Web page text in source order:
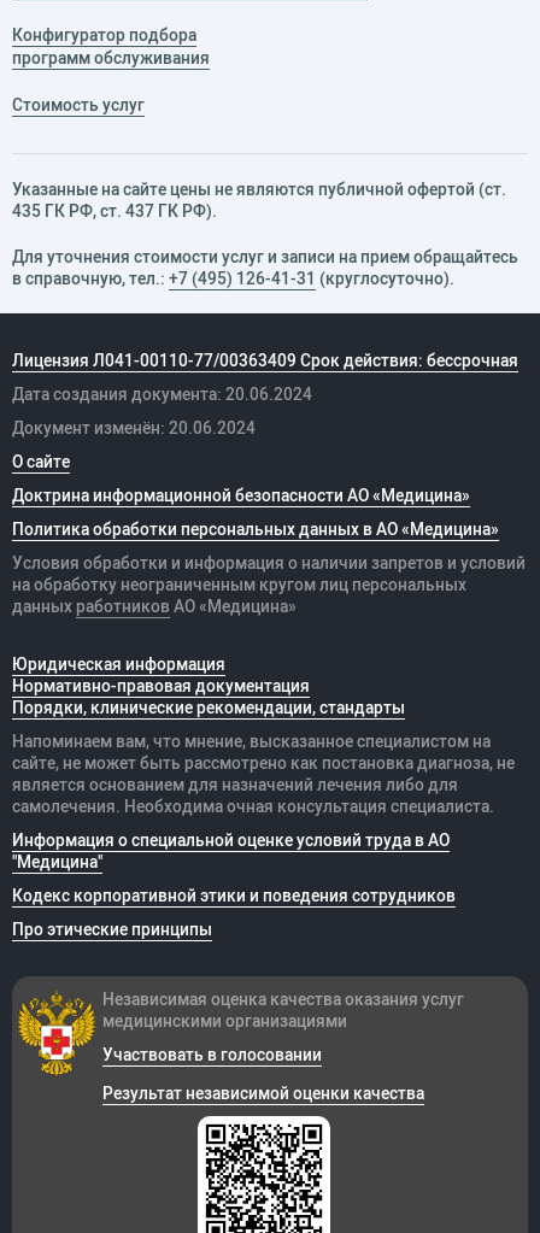
Конфигуратор подбора
программ обслуживания
Стоимость услуг
Указанные на сайте цены не являются публичной офертой (ст.
435 ГК РФ, cт. 437 ГК РФ).
Для уточнения стоимости услуг и записи на прием обращайтесь
в справочную, тел.: +7 (495) 126-41-31 (круглосуточно).
Лицензия Л041-00110-77/00363409 Срок действия: бессрочная
Дата создания документа: 20.06.2024
Документ изменён: 20.06.2024
О сайте
Доктрина информационной безопасности АО «Медицина»
Политика обработки персональных данных в АО «Медицина»
Условия обработки и информация о наличии запретов и условий
на обработку неограниченным кругом лиц персональных
данных работников АО «Медицина»
Юридическая информация
Нормативно-правовая документация
Порядки, клинические рекомендации, стандарты
Напоминаем вам, что мнение, высказанное специалистом на
сайте, не может быть рассмотрено как постановка диагноза, не
является основанием для назначений лечения либо для
самолечения. Необходима очная консультация специалиста.
Информация о специальной оценке условий труда в АО
"Медицина"
Кодекс корпоративной этики и поведения сотрудников
Про этические принципы
Независимая оценка качества оказания услуг
медицинскими организациями
Участвовать в голосовании
Результат независимой оценки качества